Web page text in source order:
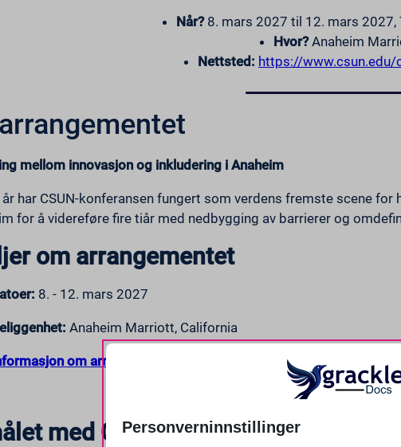
Når?8. mars 2027 til 12. mars 2027,
Hvor?Anaheim
Nettsted: https://
mellom innovasjon og inkludering i Anaheim
har CSUN-konferansen fungert som verdens fremste scene
for å videreføre fire tiår med nedbygging av barrierer og
om arrangementet
8. - 12. mars 2027
Anaheim Marriott, California
om arrangementet
med CSUNPersonverninnstillinger